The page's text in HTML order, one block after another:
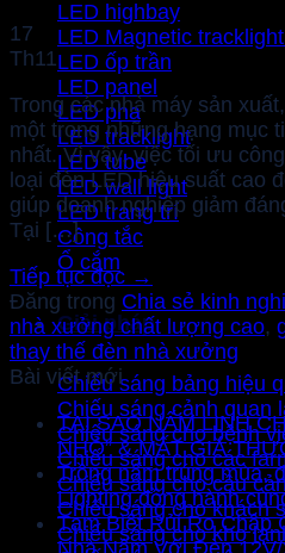
LED highbay
LED Magnetic
LED ốp trần
LED panel
LED pha
LED tracklight
LED tube
LED wall light
LED trang trí
Công tắc
Ổ cắm
Giải pháp
Chiếu sáng bảng hiệu
Chiếu sáng cảnh quan
Chiếu sáng cho bệnh
Chiếu sáng cho các
Chiếu sáng cho cầu
Chiếu sáng cho khách
Chiếu sáng cho kho
17
Th11
Trong các nhà máy sản
một trong những hạng mục
nhất. Vì vậy, việc tối ưu
loại đèn LED hiệu suất cao
giúp doanh nghiệp giảm
Tại […]
Tiếp tục đọc →
Đăng trong Chia sẻ kinh
nhà xưởng chất lượng cao,
thay thế đèn nhà xưởng
Bài viết mới
TẠI SAO NẤM LINH
NHỎ” & MẤT GIÁ
Trồng nấm trúng mùa,
Lighting đồng hành
Tạm Biệt Rủi Ro Chập
Nhà Nấm Với Đèn